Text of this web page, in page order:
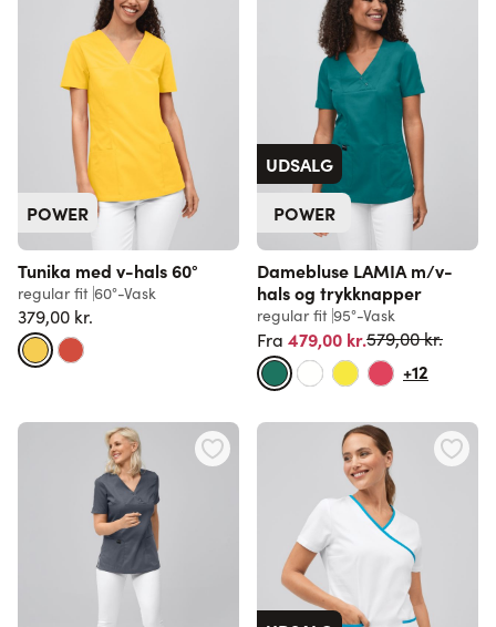
POWER
Tunika med v-hals 60°
regular fit 60°-Vask
379,00 kr.
UDSALG
POWER
Damebluse LAMIA m/v-
hals og trykknapper
regular fit 95°-Vask
Fra 479,00 kr.Normalpris
579,00 kr.
+12